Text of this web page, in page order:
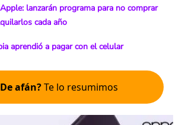
lanzarán programa para no comprar
cada año
aprendió a pagar con el celular
afán?Te lo resumimos